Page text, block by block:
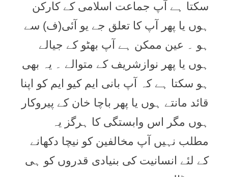
سکتا ہے آپ جماعت اسلامی کے کارکن
ہوں یا پھر آپ کا تعلق جے یو آئی(ف) سے
ہو ۔ عین ممکن ہے آپ بھٹو کے جیالے
ہوں یا پھر نوازشریف کے متوالے ۔ یہ بھی
ہو سکتا ہے کہ آپ بانی ایم کیو ایم کو اپنا
قائد مانتے ہوں یا پھر باچا خان کے پیروکار
ہوں مگر اس وابستگی کا ہرگز یہ
مطلب نہیں آپ مخالفین کو نیچا دکھانے
کے لئے انسانیت کی بنیادی قدروں کو ہی